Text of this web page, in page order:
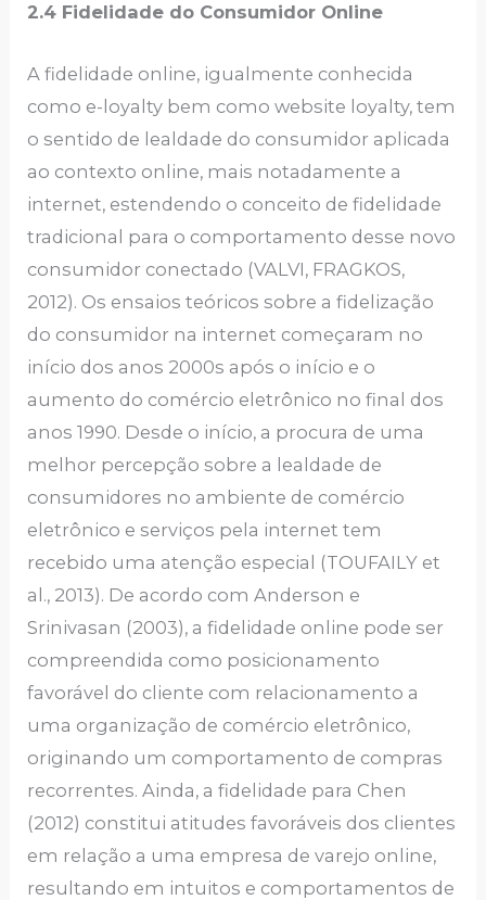
2.4 Fidelidade do Consumidor Online
A fidelidade online, igualmente conhecida
como e-loyalty bem como website loyalty, tem
o sentido de lealdade do consumidor aplicada
ao contexto online, mais notadamente a
internet, estendendo o conceito de fidelidade
tradicional para o comportamento desse novo
consumidor conectado (VALVI, FRAGKOS,
2012). Os ensaios teóricos sobre a fidelização
do consumidor na internet começaram no
início dos anos 2000s após o início e o
aumento do comércio eletrônico no final dos
anos 1990. Desde o início, a procura de uma
melhor percepção sobre a lealdade de
consumidores no ambiente de comércio
eletrônico e serviços pela internet tem
recebido uma atenção especial (TOUFAILY et
al., 2013). De acordo com Anderson e
Srinivasan (2003), a fidelidade online pode ser
compreendida como posicionamento
favorável do cliente com relacionamento a
uma organização de comércio eletrônico,
originando um comportamento de compras
recorrentes. Ainda, a fidelidade para Chen
(2012) constitui atitudes favoráveis dos clientes
em relação a uma empresa de varejo online,
resultando em intuitos e comportamentos de